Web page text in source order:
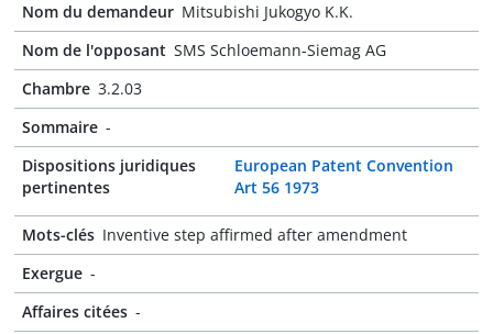
Nom du demandeur Mitsubishi Jukogyo K.K.
Nom de l'opposant SMS Schloemann-Siemag AG
Chambre 3.2.03
Sommaire -
Dispositions juridiques
pertinentes
European Patent Convention
Art 56 1973
Mots-clés Inventive step affirmed after amendment
Exergue -
Affaires citées -